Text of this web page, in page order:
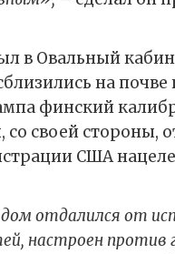
в Овальный
на почве
финский
своей стороны,
США
отдалился от
настроен против